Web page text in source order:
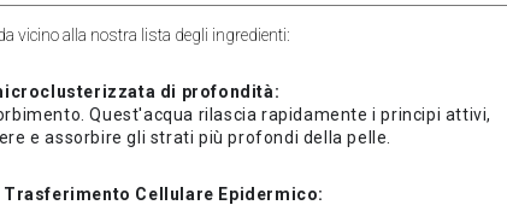
vicino alla nostra lista degli ingredienti:
di profondità:
Quest'acqua rilascia rapidamente i principi attivi,
e assorbire gli strati più profondi della pelle.
Trasferimento Cellulare Epidermico: